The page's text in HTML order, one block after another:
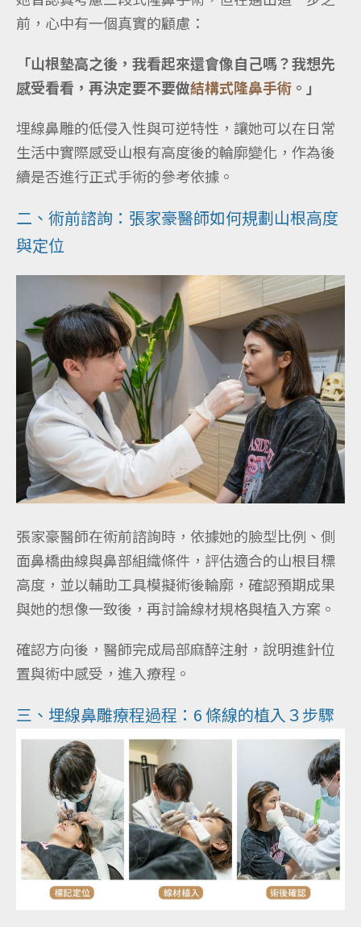
前，心中有一個真實的顧慮：
「山根墊高之後，我看起來還會像自己嗎？我想先
感受看看，再決定要不要做結構式隆鼻手術 。」
埋線鼻雕的低侵入性與可逆特性，讓她可以在日常
生活中實際感受山根有高度後的輪廓變化，作為後
續是否進行正式手術的參考依據。
二、術前諮詢：張家豪醫師如何規劃山根高度
與定位
張家豪醫師在術前諮詢時，依據她的臉型比例、側
面鼻橋曲線與鼻部組織條件，評估適合的山根目標
高度，並以輔助工具模擬術後輪廓，確認預期成果
與她的想像一致後，再討論線材規格與植入方案。
確認方向後，醫師完成局部麻醉注射，說明進針位
置與術中感受，進入療程。
三、埋線鼻雕療程過程：6 條線的植入３步驟